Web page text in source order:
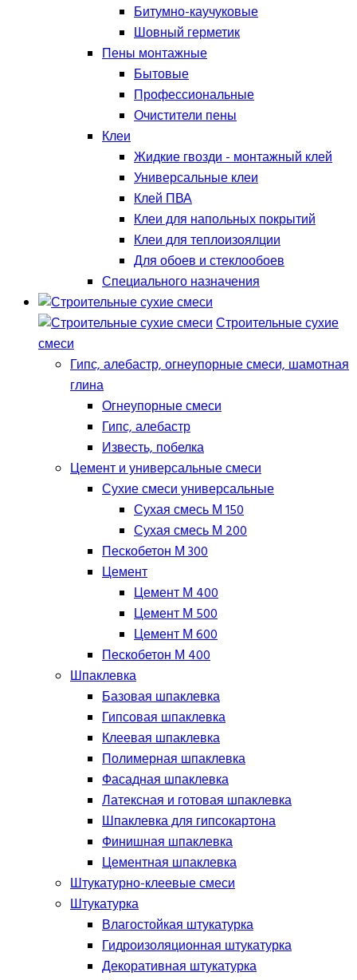
Битумно-каучуковые
Шовный герметик
Пены монтажные
Бытовые
Профессиональные
Очистители пены
Клеи
Жидкие гвозди - монтажный клей
Универсальные клеи
Клей ПВА
Клеи для напольных покрытий
Клеи для теплоизоялции
Для обоев и стеклообоев
Специального назначения
Строительные сухие
смеси
Гипс, алебастр, огнеупорные смеси, шамотная
глина
Огнеупорные смеси
Гипс, алебастр
Известь, побелка
Цемент и универсальные смеси
Сухие смеси универсальные
Сухая смесь М 150
Сухая смесь М 200
Пескобетон М 300
Цемент
Цемент М 400
Цемент М 500
Цемент М 600
Пескобетон М 400
Шпаклевка
Базовая шпаклевка
Гипсовая шпаклевка
Клеевая шпаклевка
Полимерная шпаклевка
Фасадная шпаклевка
Латексная и готовая шпаклевка
Шпаклевка для гипсокартона
Финишная шпаклевка
Цементная шпаклевка
Штукатурно-клеевые смеси
Штукатурка
Влагостойкая штукатурка
Гидроизоляционная штукатурка
Декоративная штукатурка